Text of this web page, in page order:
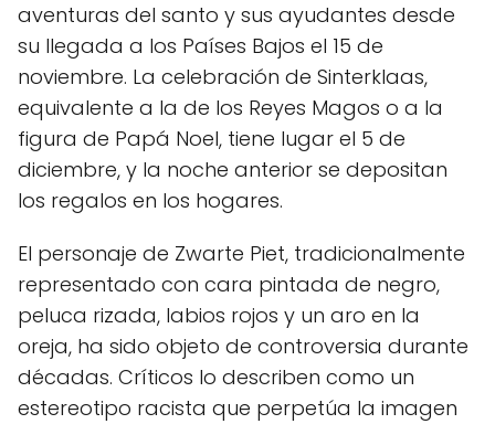
aventuras del santo y sus ayudantes desde
su llegada a los Países Bajos el 15 de
noviembre. La celebración de Sinterklaas,
equivalente a la de los Reyes Magos o a la
figura de Papá Noel, tiene lugar el 5 de
diciembre, y la noche anterior se depositan
los regalos en los hogares.
El personaje de Zwarte Piet, tradicionalmente
representado con cara pintada de negro,
peluca rizada, labios rojos y un aro en la
oreja, ha sido objeto de controversia durante
décadas. Críticos lo describen como un
estereotipo racista que perpetúa la imagen